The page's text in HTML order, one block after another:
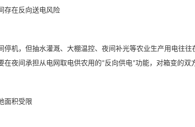
存在反向送电风险
停机，但抽水灌溉、大棚温控、夜间补光等农业生产用电往
在夜间承担从电网取电供农用的“反向供电”功能，对箱变的双
面积受限